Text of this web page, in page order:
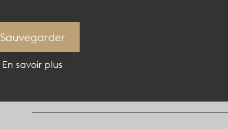
Informations
Localisation : 75009, Paris,
Sauvegarder
En savoir plus